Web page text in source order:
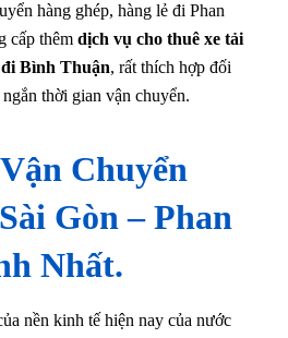
hàng ghép, hàng lẻ đi Phan
cấp thêm dịch vụ cho thuê xe tải
Bình Thuận, rất thích hợp đối
thời gian vận chuyển.
Chuyển
Gòn – Phan
Nhất.
nền kinh tế hiện nay của nước